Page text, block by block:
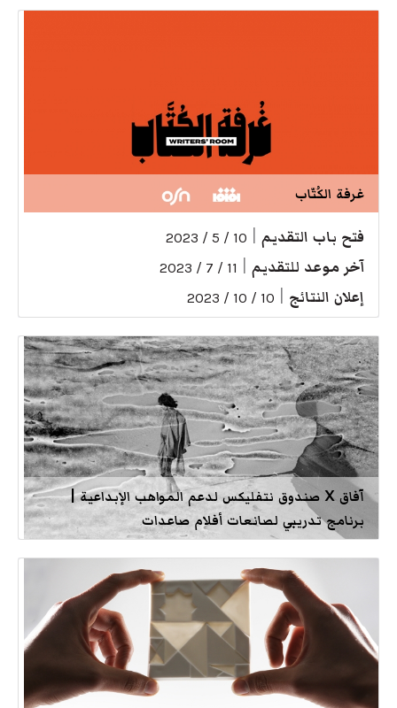
غرفة الكُتّاب
فتح باب التقديم 10 / 5 / 2023
آخر موعد للتقديم 11 / 7 / 2023
إعلان النتائج 10 / 10 / 2023
آفاق X صندوق نتفليكس لدعم المواهب الإبداعية |
برنامج تدريبي لصانعات أفلام صاعدات